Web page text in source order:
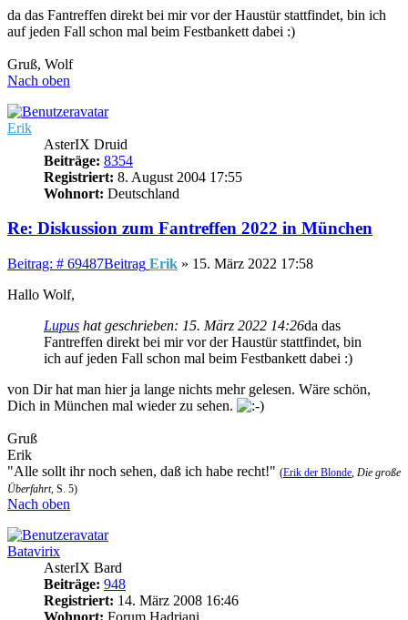
da das Fantreffen direkt bei mir vor der Haustür stattfindet, bin ich
auf jeden Fall schon mal beim Festbankett dabei :)
Gruß, Wolf
Nach oben
Erik
AsterIX Druid
Beiträge: 8354
Registriert: 8. August 2004 17:55
Wohnort: Deutschland
Re: Diskussion zum Fantreffen 2022 in München
Beitrag: # 69487Beitrag Erik » 15. März 2022 17:58
Hallo Wolf,
Lupus hat geschrieben: 15. März 2022 14:26da das
Fantreffen direkt bei mir vor der Haustür stattfindet, bin
ich auf jeden Fall schon mal beim Festbankett dabei :)
von Dir hat man hier ja lange nichts mehr gelesen. Wäre schön,
Dich in München mal wieder zu sehen.
Gruß
Erik
"Alle sollt ihr noch sehen, daß ich habe recht!" (Erik der Blonde, Die große
Überfahrt, S. 5)
Nach oben
Batavirix
AsterIX Bard
Beiträge: 948
Registriert: 14. März 2008 16:46